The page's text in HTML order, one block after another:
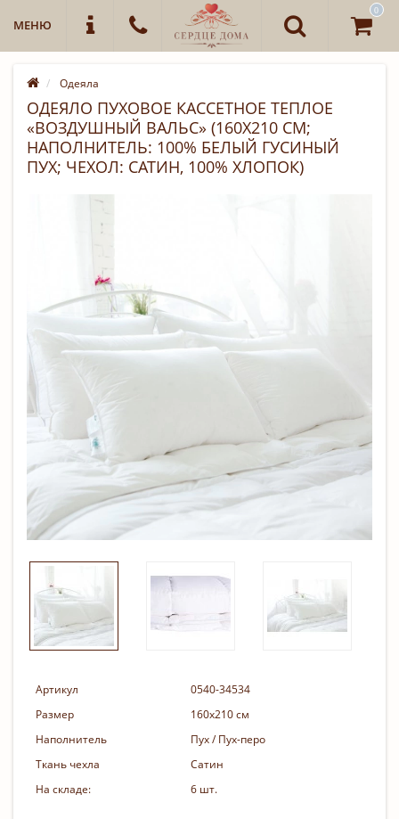
МЕНЮ
0
Одеяла
ОДЕЯЛО ПУХОВОЕ КАССЕТНОЕ ТЕПЛОЕ
«ВОЗДУШНЫЙ ВАЛЬС» (160Х210 СМ;
НАПОЛНИТЕЛЬ: 100% БЕЛЫЙ ГУСИНЫЙ
ПУХ; ЧЕХОЛ: САТИН, 100% ХЛОПОК)
Артикул
0540-34534
Размер
160х210 см
Наполнитель
Пух / Пух-перо
Ткань чехла
Сатин
На складе:
6 шт.